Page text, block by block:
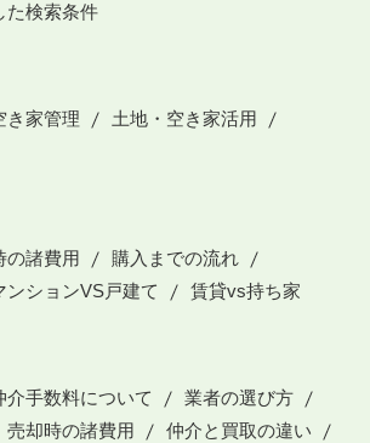
た検索条件
き家管理
土地・空き家活用
の諸費用
購入までの流れ
ンションVS戸建て 賃貸vs持ち家
介手数料について
業者の選び方
売却時の諸費用
仲介と買取の違い